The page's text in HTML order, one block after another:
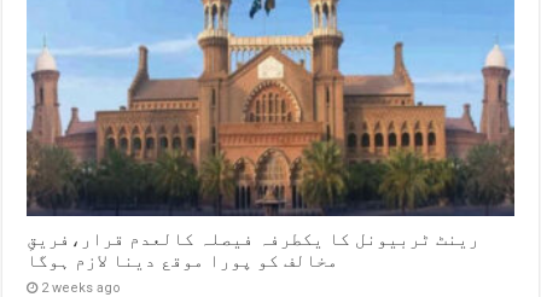
رینٹ ٹربیونل کا یکطرفہ فیصلہ کالعدم قرار،فریقِ
مخالف کو پورا موقع دینا لازم ہوگا
2 weeks ago